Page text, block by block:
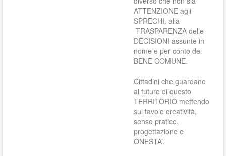
ATTENZIONE agli
SPRECHI, alla
TRASPARENZA delle
DECISIONI assunte in
nome e per conto del
BENE COMUNE.
Cittadini che guardano
al futuro di questo
TERRITORIO mettendo
sul tavolo creatività,
senso pratico,
progettazione e
ONESTA’.